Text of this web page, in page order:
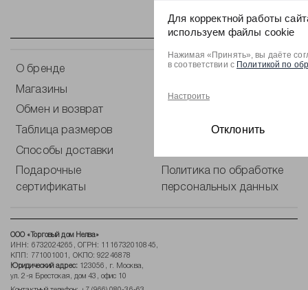
О бренде Контакты
Магазины
Обмен и возврат
Таблица размеров
Способы доставки
Подарочные
сертификаты
Политика по обработке
персональных данных
ООО «Торговый дом Нелва»
ИНН: 6732024265, ОГРН: 1116732010845,
КПП: 771001001, ОКПО: 92246878
Юридический адрес:123056, г. Москва,
ул. 2-я Брестская, дом 43, офис 10
Для корректной работы
используем файлы cookie
Нажимая «Принять», вы даёте
в соответствии с Политикой по
Настроить
Отклонить